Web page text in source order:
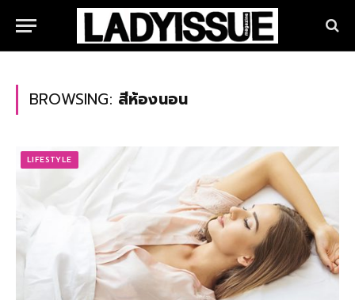
BROWSING: สีห้องนอน
LIFESTYLE